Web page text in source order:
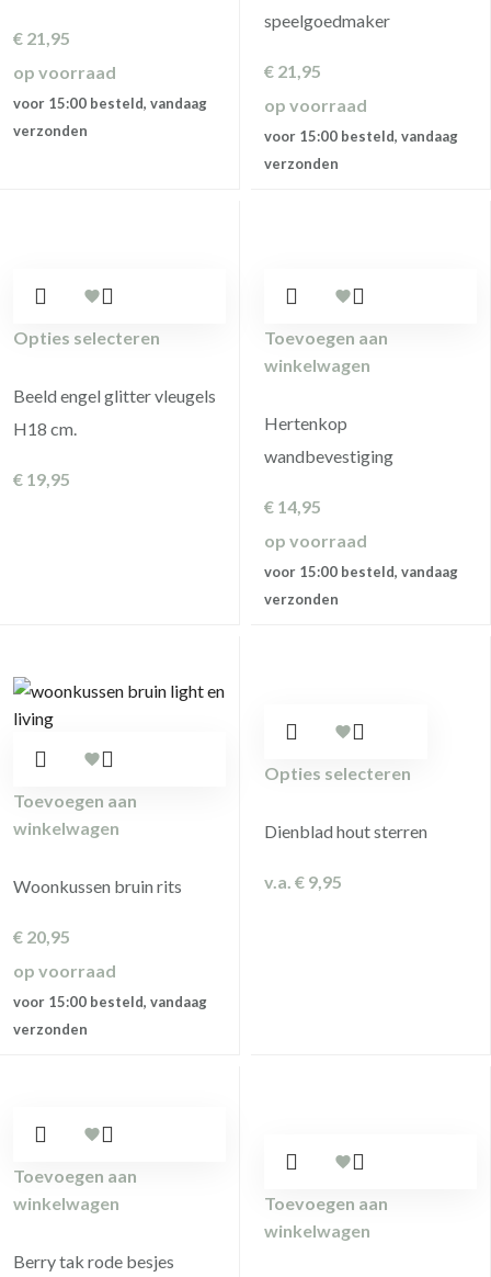
€ 21,95
op voorraad
voor 15:00 besteld, vandaag
verzonden
speelgoedmaker
€ 21,95
op voorraad
voor 15:00 besteld, vandaag
verzonden
Opties selecteren
Beeld engel glitter vleugels
H18 cm.
€ 19,95
Toevoegen aan
winkelwagen
Hertenkop
wandbevestiging
€ 14,95
op voorraad
voor 15:00 besteld, vandaag
verzonden
Toevoegen aan
winkelwagen
Woonkussen bruin rits
€ 20,95
op voorraad
voor 15:00 besteld, vandaag
verzonden
Opties selecteren
Dienblad hout sterren
v.a. € 9,95
Toevoegen aan
winkelwagen
Berry tak rode besjes
Toevoegen aan
winkelwagen